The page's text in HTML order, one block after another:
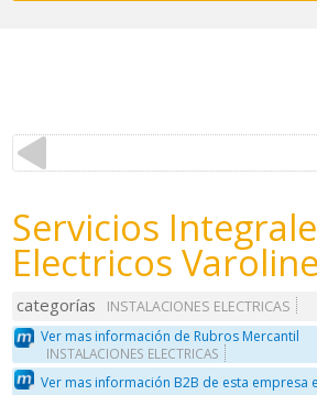
Servicios
Electricos
categorías
INSTALACIONES ELECTRICAS
Ver mas información de Rubros Mercantil
INSTALACIONES ELECTRICAS
Ver mas información B2B de esta empresa